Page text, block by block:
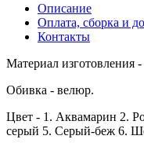
Описание
Оплата, сборка и
Контакты
Материал
Обивка - велюр.
Цвет - 1. Аквамарин 2.
серый 5. Серый-беж 6.